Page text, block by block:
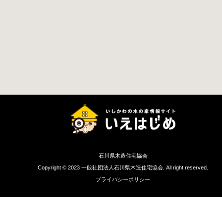
石川県木造住宅協会
Copyright © 2023 一般社団法人石川県木造住宅協会. All right reserved.
プライバシーポリシー